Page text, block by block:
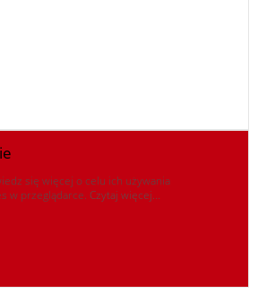
się więcej o celu ich używania
w przeglądarce. Czytaj więcej...